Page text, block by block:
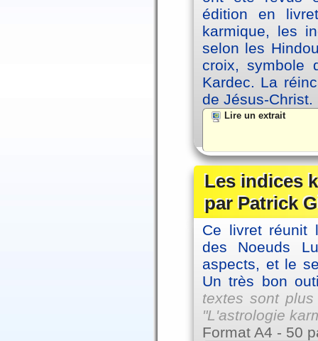
édition en
karmique, les
selon les
croix, symbole
Kardec. La
de Jésus-Christ.
Lire un extrait
Les indices
par Patrick
Ce livret réunit
des Noeuds
aspects, et le
Un très bon
textes sont
"L'astrologie
Format A4 - 50